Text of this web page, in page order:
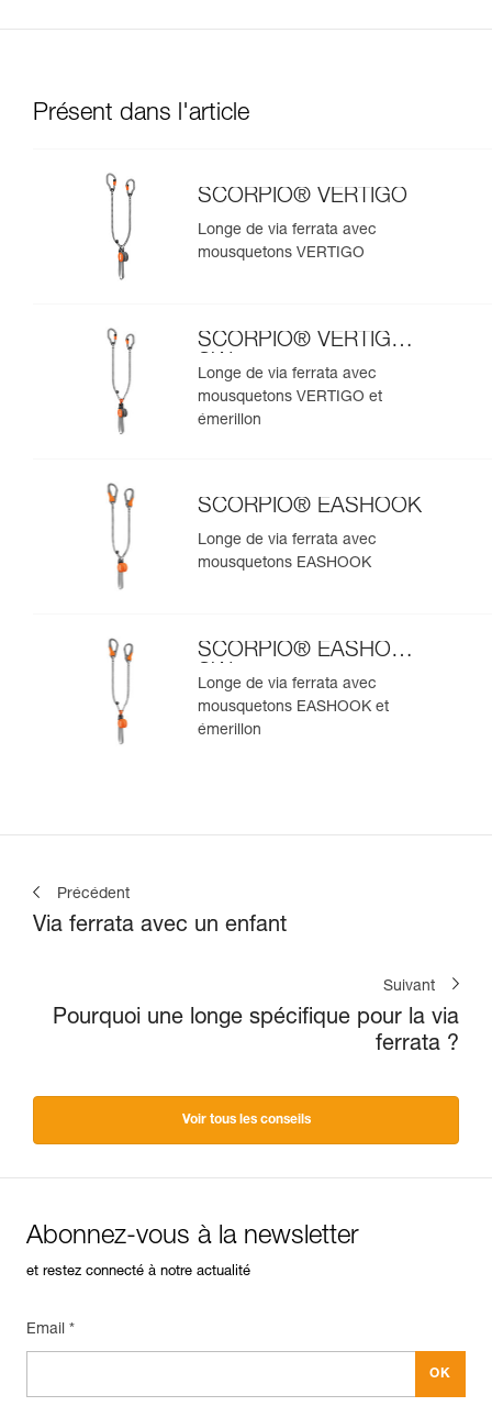
Présent dans l'article
SCORPIO® VERTIGO
Longe de via ferrata avec
mousquetons VERTIGO
SCORPIO® VERTIGO
SW
Longe de via ferrata avec
mousquetons VERTIGO et
émerillon
SCORPIO® EASHOOK
Longe de via ferrata avec
mousquetons EASHOOK
SCORPIO® EASHOOK
SW
Longe de via ferrata avec
mousquetons EASHOOK et
émerillon
Précédent
Via ferrata avec un enfant
Suivant
Pourquoi une longe spécifique pour la via
ferrata ?
Voir tous les conseils
Abonnez-vous à la newsletter
et restez connecté à notre actualité
Email *